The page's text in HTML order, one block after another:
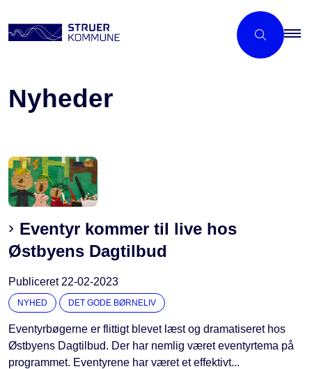
Nyheder
Eventyr kommer til live hos
Østbyens Dagtilbud
Publiceret 22-02-2023
NYHED DET GODE BØRNELIV
Eventyrbøgerne er flittigt blevet læst og dramatiseret hos
Østbyens Dagtilbud. Der har nemlig været eventyrtema på
programmet. Eventyrene har været et effektivt...